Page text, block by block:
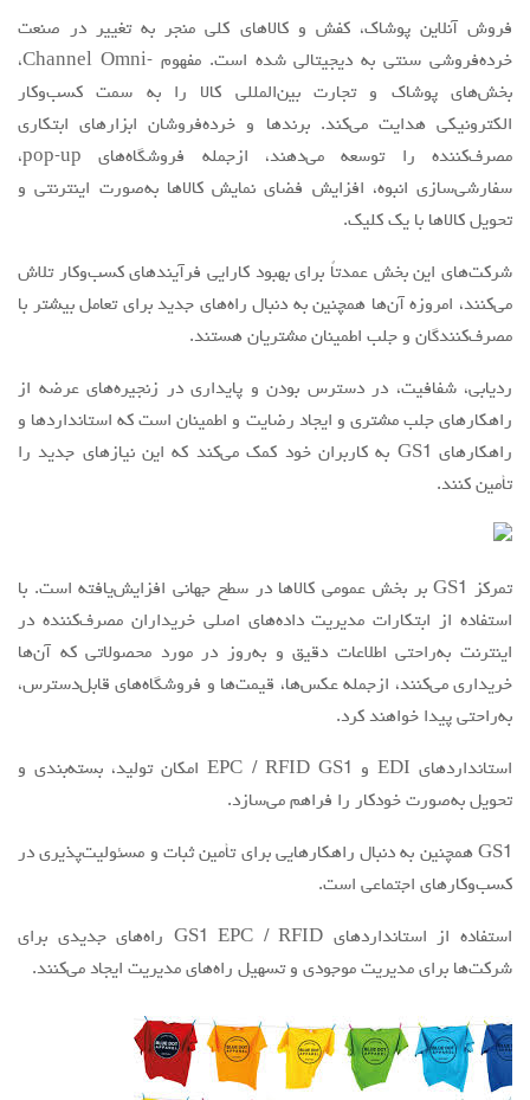
فروش آنلاین پوشاک، کفش و کالاهای کلی منجر به تغییر در صنعت
خرده‌فروشی سنتی به دیجیتالی شده است. مفهوم -Channel Omni،
بخش‌های پوشاک و تجارت بین‌المللی کالا را به سمت کسب‌وکار
الکترونیکی هدایت می‌کند. برندها و خرده‌فروشان ابزارهای ابتکاری
مصرف‌کننده را توسعه می‌دهند، ازجمله فروشگاه‌های pop-up،
سفارشی‌سازی انبوه، افزایش فضای نمایش کالاها به‌صورت اینترنتی و
تحویل کالاها با یک کلیک.
شرکت‌های این بخش عمدتاً برای بهبود کارایی فرآیندهای کسب‌وکار تلاش
می‌کنند، امروزه آن‌ها همچنین به دنبال راه‌های جدید برای تعامل بیشتر با
مصرف‌کنندگان و جلب اطمینان مشتریان هستند.
ردیابی، شفافیت، در دسترس بودن و پایداری در زنجیره‌های عرضه از
راهکارهای جلب مشتری و ایجاد رضایت و اطمینان است که استانداردها و
راهکارهای GS1 به کاربران خود کمک می‌کند که این نیازهای جدید را
تأمین کنند.
تمرکز GS1 بر بخش عمومی کالاها در سطح جهانی افزایش‌یافته است. با
استفاده از ابتکارات مدیریت داده‌های اصلی خریداران مصرف‌کننده در
اینترنت به‌راحتی اطلاعات دقیق و به‌روز در مورد محصولاتی که آن‌ها
خریداری می‌کنند، ازجمله عکس‌ها، قیمت‌ها و فروشگاه‌های قابل‌دسترس،
به‌راحتی پیدا خواهند کرد.
استانداردهای EDI و EPC / RFID GS1 امکان تولید، بسته‌بندی و
تحویل به‌صورت خودکار را فراهم می‌سازد.
GS1 همچنین به دنبال راهکارهایی برای تأمین ثبات و مسئولیت‌پذیری در
کسب‌وکارهای اجتماعی است.
استفاده از استانداردهای GS1 EPC / RFID راه‌های جدیدی برای
شرکت‌ها برای مدیریت موجودی و تسهیل راه‌های مدیریت ایجاد می‌کنند.